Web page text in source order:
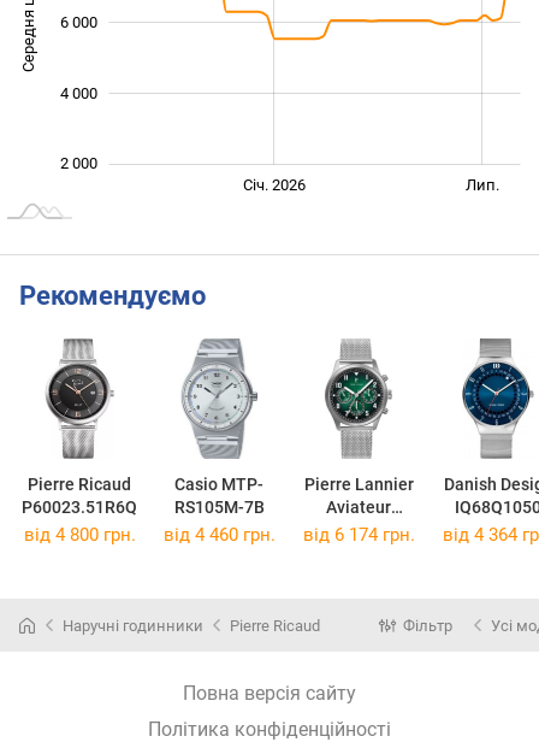
Середня ціна 10 000
2 000
4 000
6 000
Січ. 2026 Лип.
Рекомендуємо
Pierre Ricaud
P60023.51R6Q
Casio MTP-
RS105M-7B
Pierre Lannier
Aviateur
257H171
Danish
від 4 800 грн. від 4 460 грн. від 6 174 грн. від 4 364
Наручні годинники Pierre Ricaud Фільтр Усі
Повна версія сайту
Політика конфіденційності